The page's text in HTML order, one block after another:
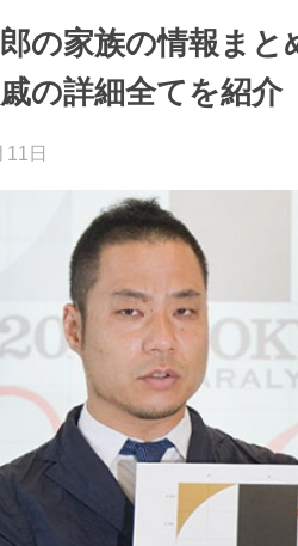
の家族の情報まと
の詳細全てを紹介
日